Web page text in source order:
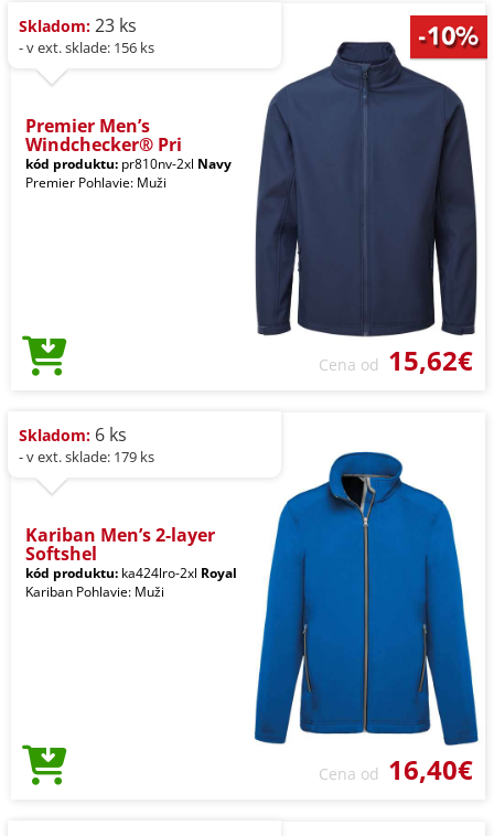
Skladom: 23 ks
- v ext. sklade: 156 ks
Premier Men’s
Windchecker® Pri
kód produktu: pr810nv-2xl Navy
Premier Pohlavie: Muži
Cena od 15,62€
Skladom: 6 ks
- v ext. sklade: 179 ks
Kariban Men’s 2-layer
Softshel
kód produktu: ka424lro-2xl Royal
Kariban Pohlavie: Muži
Cena od 16,40€